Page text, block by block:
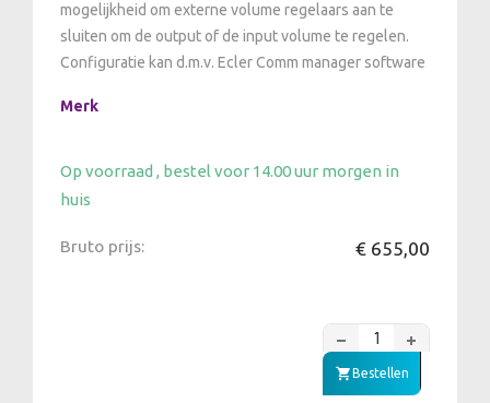
mogelijkheid om externe volume regelaars aan te
sluiten om de output of de input volume te regelen.
Configuratie kan d.m.v. Ecler Comm manager software
Merk
Op voorraad , bestel voor 14.00 uur morgen in
huis
Bruto prijs: € 655,00
Bestellen